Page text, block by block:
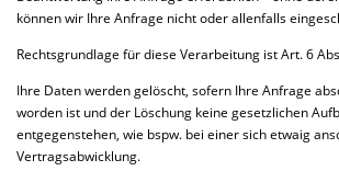
können wir Ihre Anfrage nicht oder allenfalls
Rechtsgrundlage für diese Verarbeitung ist Art. 6
Ihre Daten werden gelöscht, sofern Ihre Anfrage
worden ist und der Löschung keine gesetzlichen
entgegenstehen, wie bspw. bei einer sich etwaig
Vertragsabwicklung.